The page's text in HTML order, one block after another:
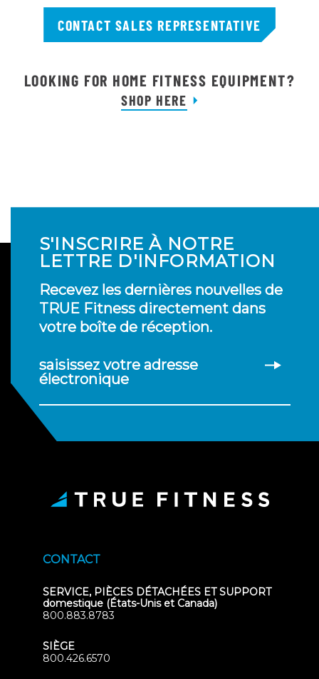
CONTACT SALES REPRESENTATIVE
LOOKING FOR HOME FITNESS EQUIPMENT?
SHOP HERE
S'INSCRIRE À NOTRE
LETTRE D'INFORMATION
Recevez les dernières nouvelles de
TRUE Fitness directement dans
votre boîte de réception.
saisissez votre adresse
électronique
CONTACT
SERVICE, PIÈCES DÉTACHÉES ET SUPPORT
domestique (États-Unis et Canada)
800.883.8783
SIÈGE
800.426.6570